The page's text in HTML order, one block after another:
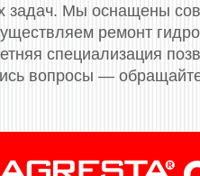
задач. Мы оснащены
ремонт
специализация
вопросы —